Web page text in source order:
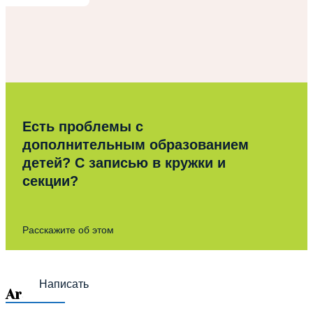
Есть проблемы с
дополнительным образованием
детей? С записью в кружки и
секции?
Расскажите об этом
Написать
Archives